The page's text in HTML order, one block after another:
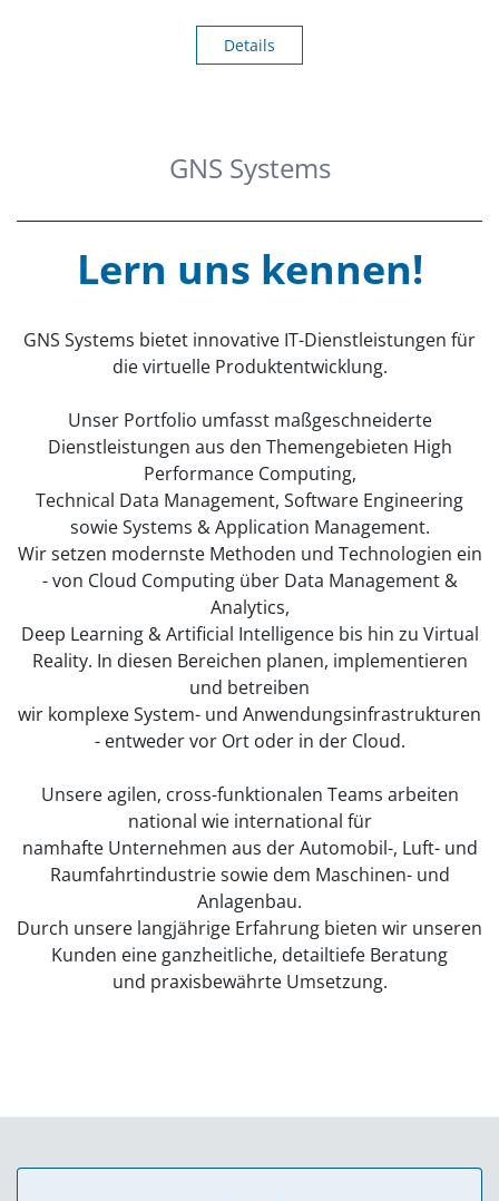
Details
GNS Systems
Lern uns kennen!
GNS Systems bietet innovative IT-Dienstleistungen für
die virtuelle Produktentwicklung.
Unser Portfolio umfasst maßgeschneiderte
Dienstleistungen aus den Themengebieten High
Performance Computing,
Technical Data Management, Software Engineering
sowie Systems & Application Management.
Wir setzen modernste Methoden und Technologien ein
- von Cloud Computing über Data Management &
Analytics,
Deep Learning & Artificial Intelligence bis hin zu Virtual
Reality. In diesen Bereichen planen, implementieren
und betreiben
wir komplexe System- und Anwendungsinfrastrukturen
- entweder vor Ort oder in der Cloud.
Unsere agilen, cross-funktionalen Teams arbeiten
national wie international für
namhafte Unternehmen aus der Automobil-, Luft- und
Raumfahrtindustrie sowie dem Maschinen- und
Anlagenbau.
Durch unsere langjährige Erfahrung bieten wir unseren
Kunden eine ganzheitliche, detailtiefe Beratung
und praxisbewährte Umsetzung.